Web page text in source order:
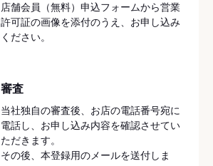
店舗会員（無料）申込フォームから営業
許可証の画像を添付のうえ、お申し込み
ください。
審査
当社独自の審査後、お店の電話番号宛に
電話し、お申し込み内容を確認させてい
ただきます。
その後、本登録用のメールを送付しま